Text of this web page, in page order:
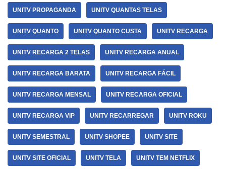
UNITV PROPAGANDA UNITV QUANTAS TELAS
UNITV QUANTO UNITV QUANTO CUSTA UNITV RECARGA
UNITV RECARGA 2 TELAS UNITV RECARGA ANUAL
UNITV RECARGA BARATA UNITV RECARGA FÁCIL
UNITV RECARGA MENSAL UNITV RECARGA OFICIAL
UNITV RECARGA VIP UNITV RECARREGAR UNITV ROKU
UNITV SEMESTRAL UNITV SHOPEE UNITV SITE
UNITV SITE OFICIAL UNITV TELA UNITV TEM NETFLIX